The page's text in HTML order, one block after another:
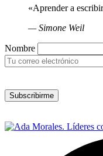
«Aprender a
— Simone Weil
Nombre